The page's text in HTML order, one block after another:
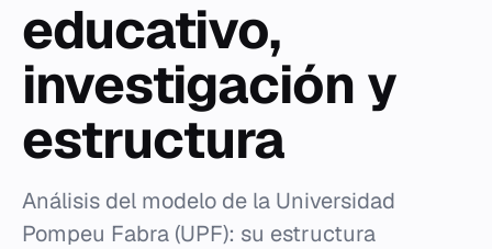
educativo,
investigación y
estructura
Análisis del modelo de la Universidad
Pompeu Fabra (UPF): su estructura